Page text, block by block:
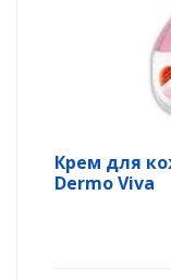
Крем для
Dermo Viva